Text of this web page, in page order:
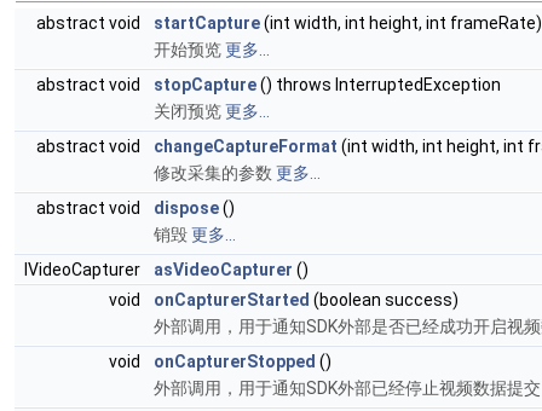
abstract void startCapture(int width, int height, int frameRate)
开始预览更多...
abstract void
stopCapture() throws InterruptedException
关闭预览更多...
abstract void
changeCaptureFormat (int width, int height, int
修改采集的参数 更多...
abstract void
dispose()
销毁更多...
IVideoCapturer
asVideoCapturer ()
void
onCapturerStarted (boolean success)
外部调用，用于通知SDK外部是否已经成功开启视
void
onCapturerStopped ()
外部调用，用于通知SDK外部已经停止视频数据提